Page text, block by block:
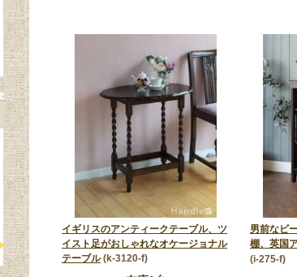
イギリスのアンティークテーブル、ツ
イスト足がおしゃれなオケージョナル
テーブル (k-3120-f)
男前なビ
棚、英国
(i-275-f)